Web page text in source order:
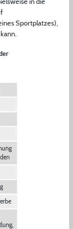
Sportplatzes),